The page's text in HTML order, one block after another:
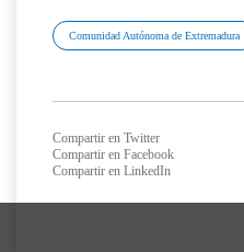
Comunidad Autónoma de Extremadura
Compartir en Twitter
Compartir en Facebook
Compartir en LinkedIn